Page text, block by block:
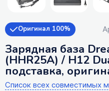
Оригинал 100%
Зарядная база
(HHR25A) / H12
подставка,
Список всех совместимых